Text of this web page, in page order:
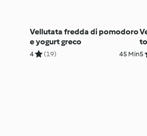
Vellutata fredda di pomodoro
e yogurt greco
4 (19) 45 Min5